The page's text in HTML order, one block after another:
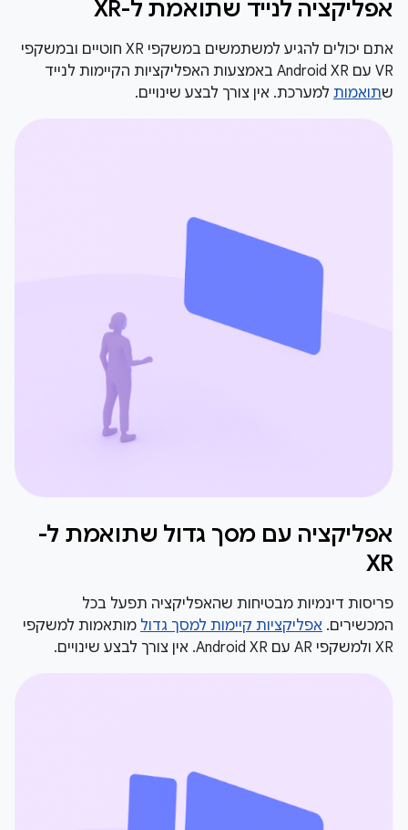
אפליקציה לנייד שתואמת ל-XR
אתם יכולים להגיע למשתמשים במשקפי XR חוטיים ובמשקפי
VR עם Android XR באמצעות האפליקציות הקיימות לנייד
שתואמות למערכת. אין צורך לבצע שינויים.
אפליקציה עם מסך גדול שתואמת ל-
XR
פריסות דינמיות מבטיחות שהאפליקציה תפעל בכל
המכשירים. אפליקציות קיימות למסך גדול מותאמות למשקפי
XR ולמשקפי AR עם Android XR. אין צורך לבצע שינויים.